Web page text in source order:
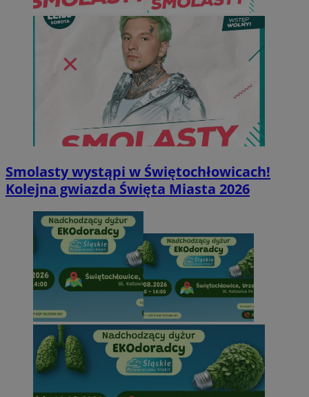
Smolasty wystąpi w Świętochłowicach!
Kolejna gwiazda Święta Miasta 2026